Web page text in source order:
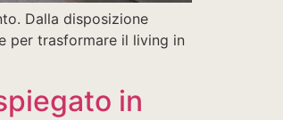
Dalla disposizione
per trasformare il living in
in